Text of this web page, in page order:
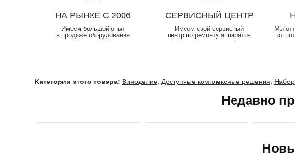
НА РЫНКЕ С 2006
Имеем большой опыт
в продаже оборудования
СЕРВИСНЫЙ ЦЕНТР
Имеем свой сервисный
центр по ремонту аппаратов
Мы
от
Категории этого товара: Виноделие, Доступные комплексные решения,
Недавно